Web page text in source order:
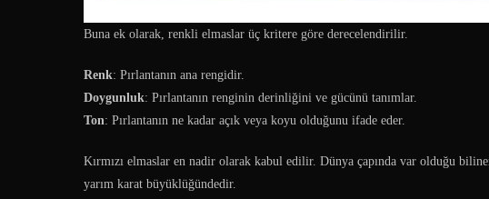
Buna ek olarak, renkli elmaslar üç kritere göre derecelendirilir.
Renk: Pırlantanın ana rengidir.
Doygunluk: Pırlantanın renginin derinliğini ve gücünü tanımlar.
Ton: Pırlantanın ne kadar açık veya koyu olduğunu ifade eder.
Kırmızı elmaslar en nadir olarak kabul edilir. Dünya çapında var olduğu
yarım karat büyüklüğündedir.